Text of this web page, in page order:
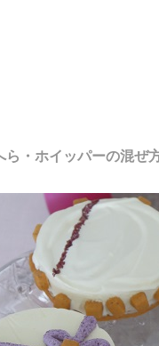
ら・ホイッパーの混ぜ